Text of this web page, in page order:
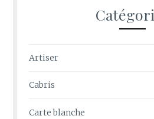
Artiser
Cabris
Carte blanche